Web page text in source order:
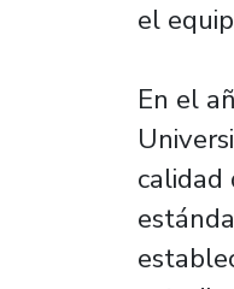
el
En el
calidad